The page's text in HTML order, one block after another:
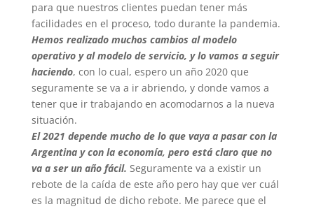
para que nuestros clientes puedan tener más
facilidades en el proceso, todo durante la pandemia.
Hemos realizado muchos cambios al modelo
operativo y al modelo de servicio, y lo vamos a seguir
haciendo, con lo cual, espero un año 2020 que
seguramente se va a ir abriendo, y donde vamos a
tener que ir trabajando en acomodarnos a la nueva
situación.
El 2021 depende mucho de lo que vaya a pasar con la
Argentina y con la economía, pero está claro que no
va a ser un año fácil. Seguramente va a existir un
rebote de la caída de este año pero hay que ver cuál
es la magnitud de dicho rebote. Me parece que el